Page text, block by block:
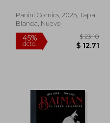
Panini Comics, 2025, Tapa
Blanda, Nuevo